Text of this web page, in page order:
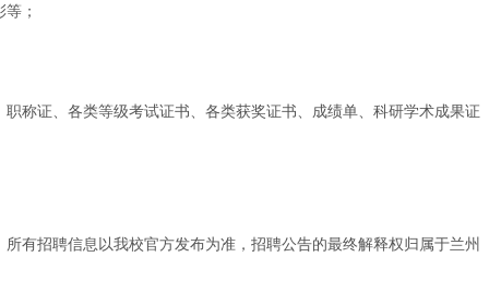
；
称证、各类等级考试证书、各类获奖证书、成绩单、科研学术成果证
有招聘信息以我校官方发布为准，招聘公告的最终解释权归属于兰州